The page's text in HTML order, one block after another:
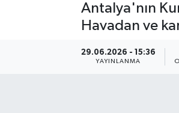
Antalya'nın
Havadan ve
29.06.2026 - 15:36
YAYINLANMA